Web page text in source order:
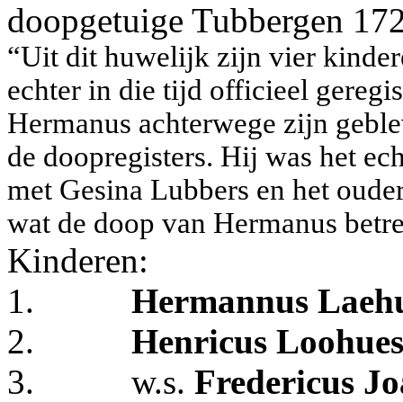
doopgetuige Tubbergen
“Uit dit huwelijk zijn vier
echter in die tijd officieel
Hermanus achterwege zijn
de doopregisters. Hij was het
met Gesina Lubbers en het
wat de doop van Hermanus
Kinderen:
1.
Hermannus
2.
Henricus Loohues
3.
w.s. Fredericus